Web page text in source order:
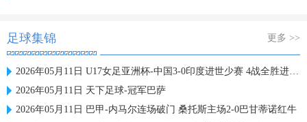
足球集锦 更多 >>
2026年05月11日 U17女足亚洲杯-中国3-0印度进世少赛 4战全胜进18球 半决赛战朝鲜
2026年05月11日 天下足球-冠军巴萨
2026年05月11日 巴甲-内马尔连场破门 桑托斯主场2-0巴甘蒂诺红牛